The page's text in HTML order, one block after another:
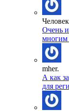
Очень
многим
mher.
А как
для